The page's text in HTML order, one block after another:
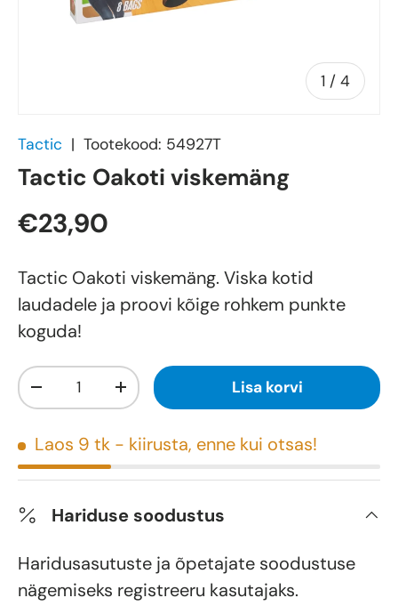
1 / of
4
Tactic | Tootekood: 54927T
Tactic Oakoti viskemäng
€23,90
Tactic Oakoti viskemäng. Viska kotid
laudadele ja proovi kõige rohkem punkte
koguda!
Kogus
+ Lisa korvi
Laos 9 tk - kiirusta, enne kui otsas!
Hariduse soodustus
Haridusasutuste ja õpetajate soodustuse
nägemiseks registreeru kasutajaks.